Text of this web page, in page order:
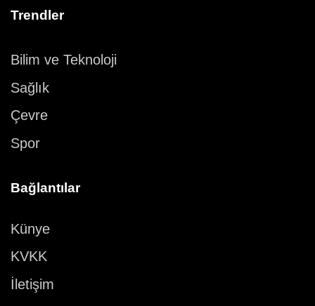
Trendler
Bilim ve Teknoloji
Sağlık
Çevre
Spor
Bağlantılar
Künye
KVKK
İletişim